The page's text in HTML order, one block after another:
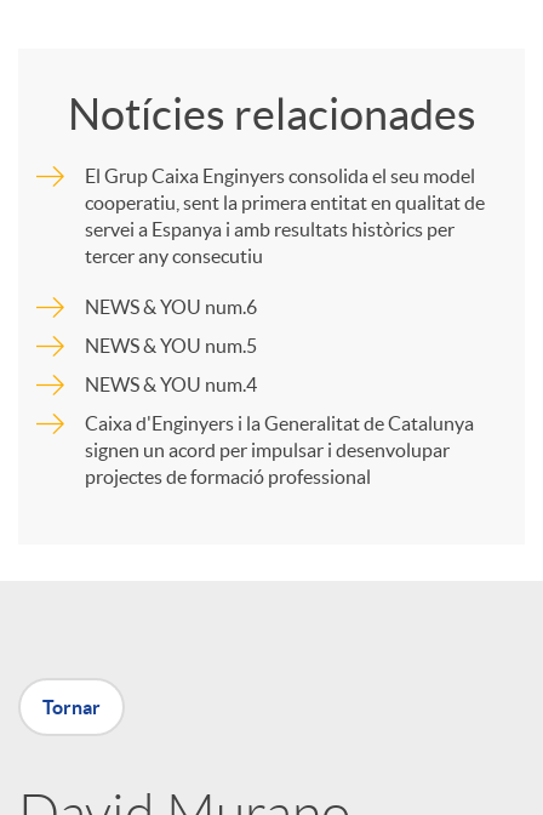
a
r
a
Notícies relacionades
El Grup Caixa Enginyers consolida el seu model
cooperatiu, sent la primera entitat en qualitat de
servei a Espanya i amb resultats històrics per
tercer any consecutiu
NEWS & YOU num.6
NEWS & YOU num.5
NEWS & YOU num.4
Caixa d'Enginyers i la Generalitat de Catalunya
signen un acord per impulsar i desenvolupar
projectes de formació professional
Tornar